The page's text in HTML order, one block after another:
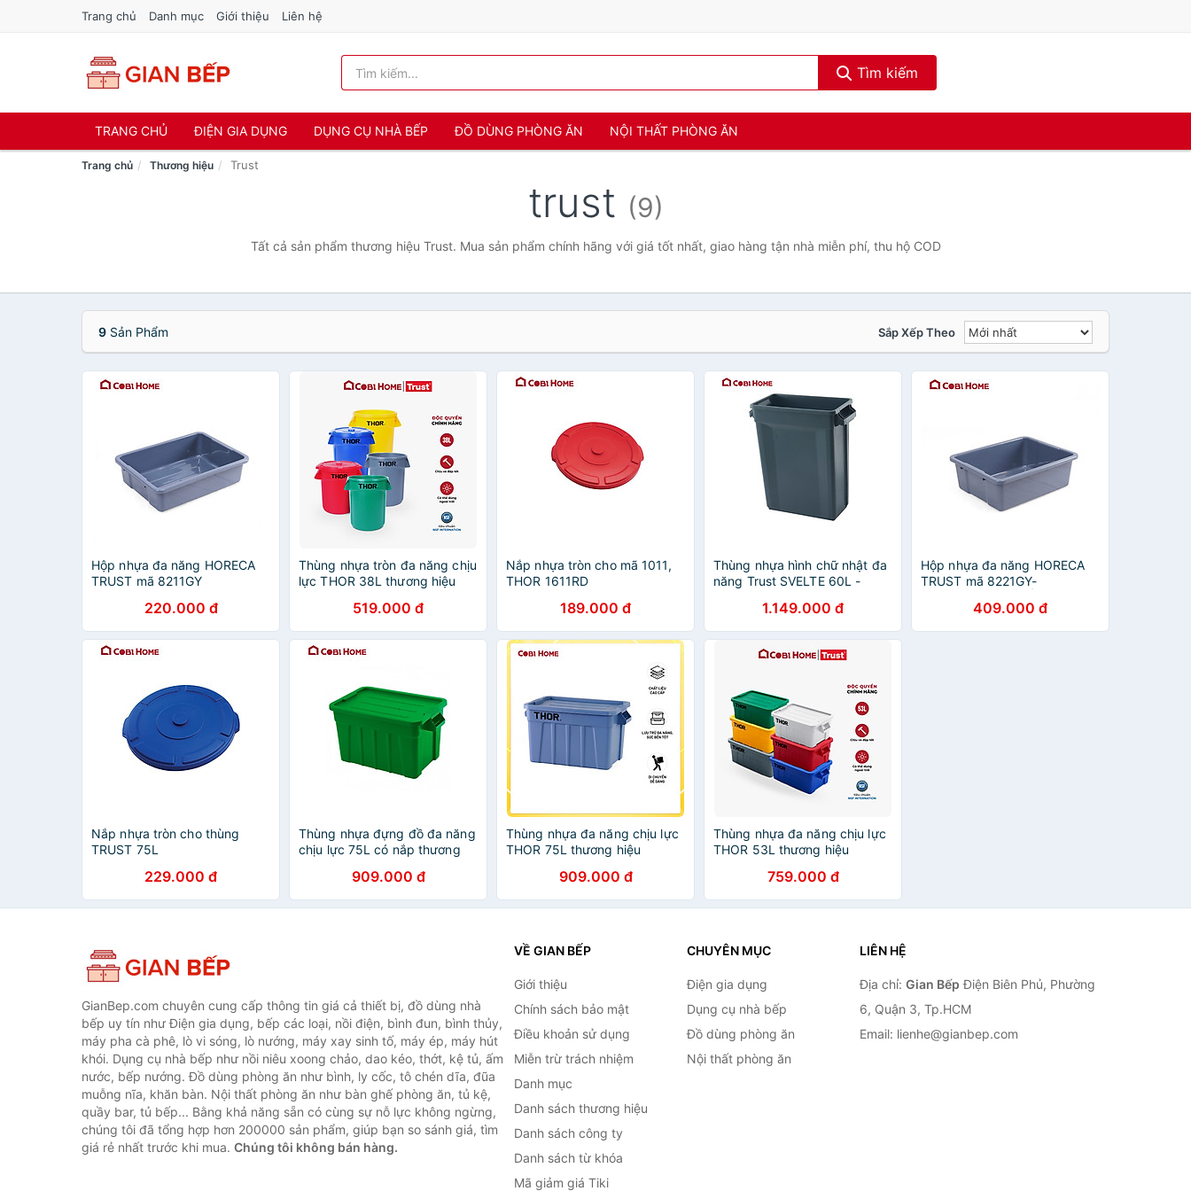
Trang chủ Danh mục Giới thiệu Liên hệ
Tìm kiếm
TRANG CHỦ ĐIỆN GIA DỤNG DỤNG CỤ NHÀ BẾP ĐỒ DÙNG PHÒNG ĂN NỘI THẤT PHÒNG ĂN
Trang chủ Thương hiệu Trust
trust (9)
Tất cả sản phẩm thương hiệu Trust. Mua sản phẩm chính hãng với giá tốt nhất, giao hàng tận nhà miễn phí, thu hộ COD
9 Sản Phẩm Sắp Xếp Theo
Hộp nhựa đa năng HORECA
TRUST mã 8211GY
220.000 đ
Thùng nhựa tròn đa năng chịu
lực THOR 38L thương hiệu
phân phối bởi Cobi Home
519.000 đ
Nắp nhựa tròn cho mã 1011,
THOR 1611RD
189.000 đ
Thùng nhựa hình chữ nhật đa
năng Trust SVELTE 60L -
1.149.000 đ
Hộp nhựa đa năng HORECA
TRUST mã 8221GY-
PHÂN PHỐI CHÍNH HÃNG
COBI HOME.
409.000 đ
Nắp nhựa tròn cho thùng
TRUST 75L
229.000 đ
Thùng nhựa đựng đồ đa năng
chịu lực 75L có nắp thương
909.000 đ
Thùng nhựa đa năng chịu lực
THOR 75L thương hiệu
phối bởi Cobi Home
909.000 đ
Thùng nhựa đa năng chịu lực
THOR 53L thương hiệu
phối bởi Cobi Home
759.000 đ
GianBep.com chuyên cung cấp thông tin giá cả thiết bị, đồ dùng nhà
bếp uy tín như Điện gia dụng, bếp các loại, nồi điện, bình đun, bình thủy,
máy pha cà phê, lò vi sóng, lò nướng, máy xay sinh tố, máy ép, máy hút
khói. Dụng cụ nhà bếp như nồi niêu xoong chảo, dao kéo, thớt, kệ tủ, ấm
nước, bếp nướng. Đồ dùng phòng ăn như bình, ly cốc, tô chén dĩa, đũa
muỗng nĩa, khăn bàn. Nội thất phòng ăn như bàn ghế phòng ăn, tủ kệ,
quầy bar, tủ bếp... Bằng khả năng sẵn có cùng sự nỗ lực không ngừng,
chúng tôi đã tổng hợp hơn 200000 sản phẩm, giúp bạn so sánh giá, tìm
giá rẻ nhất trước khi mua. Chúng tôi không bán hàng.
VỀ GIAN BẾP
Giới thiệu
Chính sách bảo mật
Điều khoản sử dụng
Miễn trừ trách nhiệm
Danh mục
Danh sách thương hiệu
Danh sách công ty
Danh sách từ khóa
Mã giảm giá Tiki
CHUYÊN MỤC
Điện gia dụng
Dụng cụ nhà bếp
Đồ dùng phòng ăn
Nội thất phòng ăn
LIÊN HỆ
Địa chỉ: Gian Bếp Điện Biên Phủ, Phường
6, Quận 3, Tp.HCM
Email: lienhe@gianbep.com